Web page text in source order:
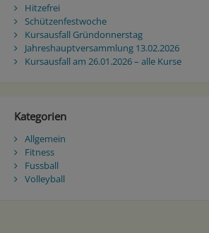
Hitzefrei
Schützenfestwoche
Kursausfall Gründonnerstag
Jahreshauptversammlung 13.02.2026
Kursausfall am 26.01.2026 – alle Kurse
Kategorien
Allgemein
Fitness
Fussball
Volleyball